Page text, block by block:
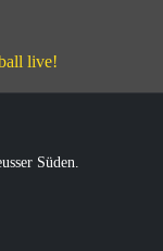
live!
Süden.